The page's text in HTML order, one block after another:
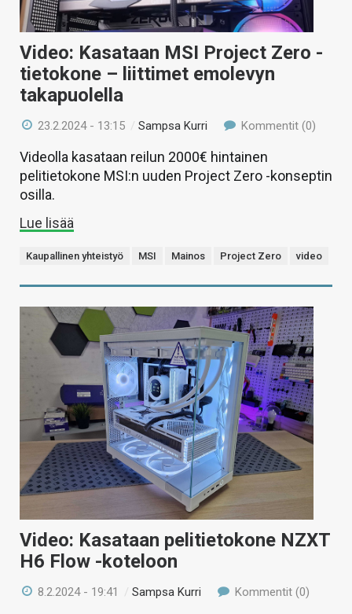
Video: Kasataan MSI Project Zero -
tietokone – liittimet emolevyn
takapuolella
23.2.2024 - 13:15 /Sampsa Kurri Kommentit (0)
Videolla kasataan reilun 2000€ hintainen
pelitietokone MSI:n uuden Project Zero -konseptin
osilla.
Lue lisää
Kaupallinen yhteistyö MSI Mainos Project Zero video
Video: Kasataan pelitietokone NZXT
H6 Flow -koteloon
8.2.2024 - 19:41 /Sampsa Kurri Kommentit (0)